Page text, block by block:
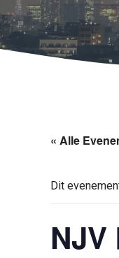
« Alle
Dit